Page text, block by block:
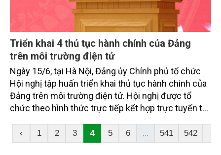
Triển khai 4 thủ tục hành chính của Đảng
trên môi trường điện tử
Ngày 15/6, tại Hà Nội, Đảng ủy Chính phủ tổ chức
Hội nghị tập huấn triển khai thủ tục hành chính của
Đảng trên môi trường điện tử. Hội nghị được tổ
chức theo hình thức trực tiếp kết hợp trực tuyến tại
thuộc.
‹ 1 2 3 4 5 6 ... 541 542 ›